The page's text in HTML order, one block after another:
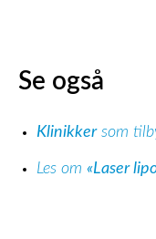
Se også
Klinikkersom
Les om «Laser